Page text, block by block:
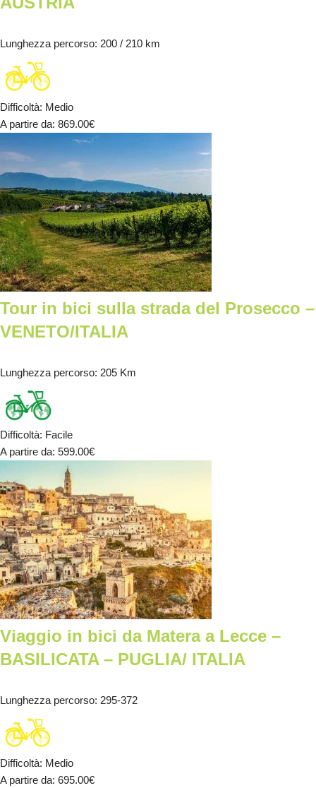
Lunghezza percorso: 200 / 210 km
Difficoltà: Medio
A partire da: 869.00€
Tour in bici sulla strada del Prosecco –
VENETO/ITALIA
Lunghezza percorso: 205 Km
Difficoltà: Facile
A partire da: 599.00€
Viaggio in bici da Matera a Lecce –
BASILICATA – PUGLIA/ ITALIA
Lunghezza percorso: 295-372
Difficoltà: Medio
A partire da: 695.00€